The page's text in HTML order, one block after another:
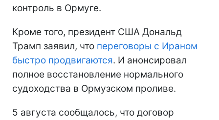
контроль в Ормуге.
Кроме того, президент США Дональд
Трамп заявил, что переговоры с Ираном
быстро продвигаются. И анонсировал
полное восстановление нормального
судоходства в Ормузском проливе.
5 августа сообщалось, что договор